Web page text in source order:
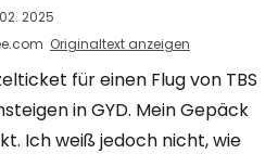
2025
Originaltext anzeigen
für einen Flug von TBS
in GYD. Mein Gepäck
Ich weiß jedoch nicht, wie